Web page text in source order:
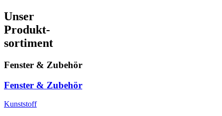
Unser
Produkt-
sortiment
Fenster & Zubehör
Fenster & Zubehör
Kunststoff